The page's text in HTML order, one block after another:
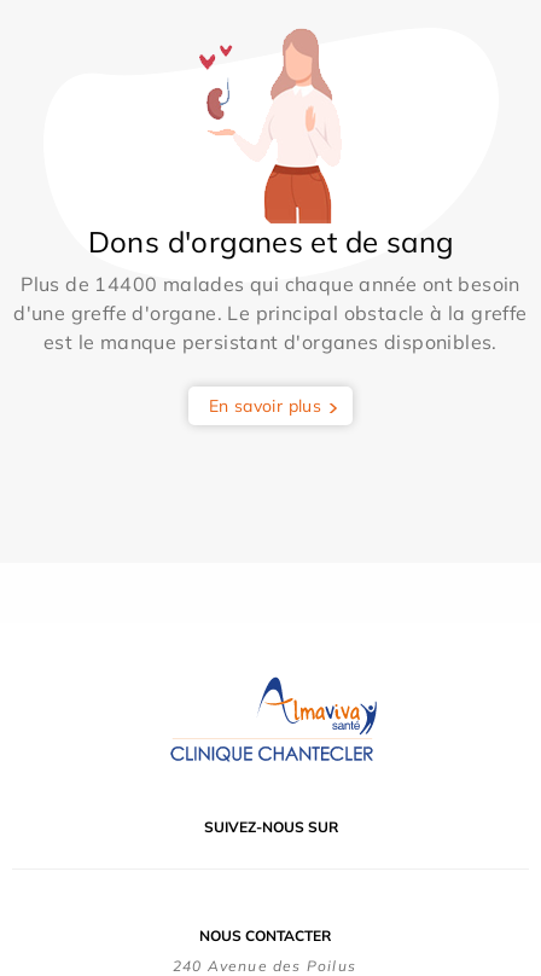
Dons d'organes et de sang
Plus de 14400 malades qui chaque année ont besoin
d'une greffe d'organe. Le principal obstacle à la greffe
est le manque persistant d'organes disponibles.
En savoir plus
SUIVEZ-NOUS SUR
NOUS CONTACTER
240 Avenue des Poilus